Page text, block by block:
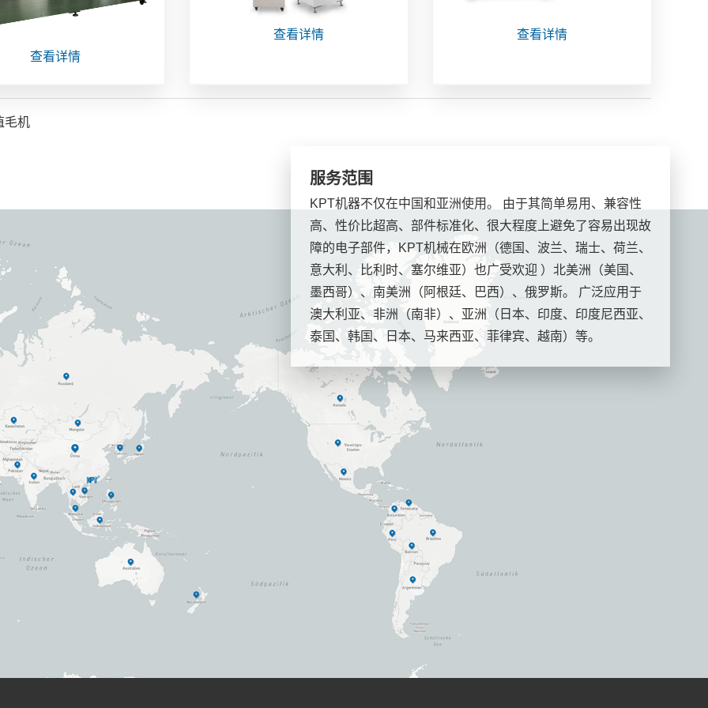
查看详情
查看详情 查看详情
毛机
服务范围
KPT机器不仅在中国和亚洲使用。 由于其简单易用、兼容性
高、性价比超高、部件标准化、很大程度上避免了容易出现故
障的电子部件，KPT机械在欧洲（德国、波兰、瑞士、荷兰、
意大利、比利时、塞尔维亚）也广受欢迎 ）北美洲（美国、
墨西哥）、南美洲（阿根廷、巴西）、俄罗斯。 广泛应用于
澳大利亚、非洲（南非）、亚洲（日本、印度、印度尼西亚、
泰国、韩国、日本、马来西亚、菲律宾、越南）等。